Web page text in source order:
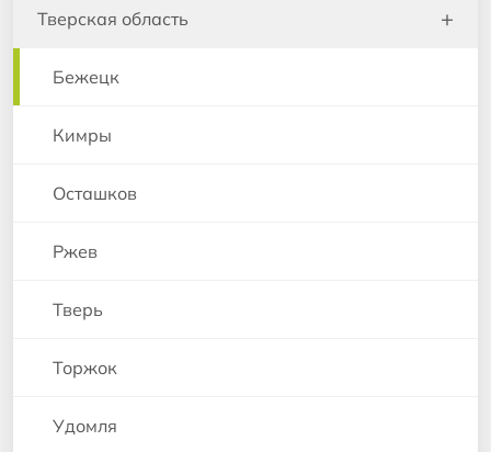
Тверская область +
Бежецк
Кимры
Осташков
Ржев
Тверь
Торжок
Удомля